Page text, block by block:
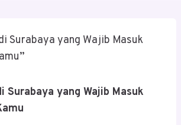
Surabaya yang Wajib Masuk
Surabaya yang Wajib Masuk